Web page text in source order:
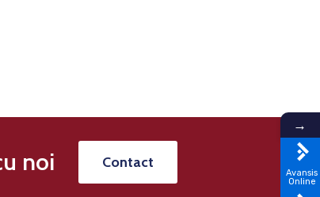
noi Contact
→
Avansis
Online